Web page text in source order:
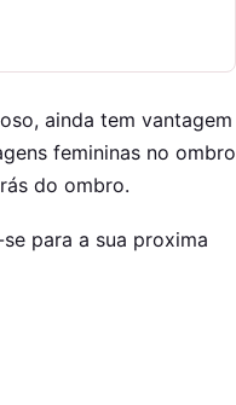
ainda tem vantagem
femininas no ombro
do ombro.
para a sua proxima